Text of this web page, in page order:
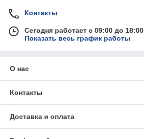
Контакты
Сегодня работает с 09:00 до 18:00
Показать весь график работы
О нас
Контакты
Доставка и оплата